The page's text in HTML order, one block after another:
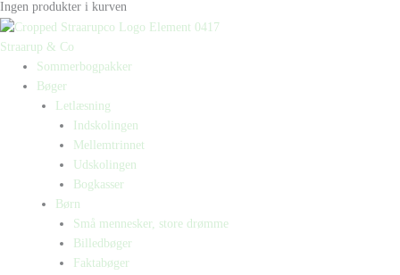
Ingen produkter i kurven
Straarup & Co
Sommerbogpakker
Bøger
Letlæsning
Indskolingen
Mellemtrinnet
Udskolingen
Bogkasser
Børn
Små mennesker, store drømme
Billedbøger
Faktabøger